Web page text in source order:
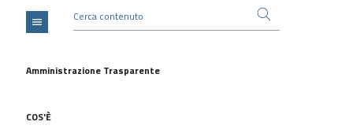
collaboratori
Bandi
Performance
menu
Amministrazione Trasparente
COS'È